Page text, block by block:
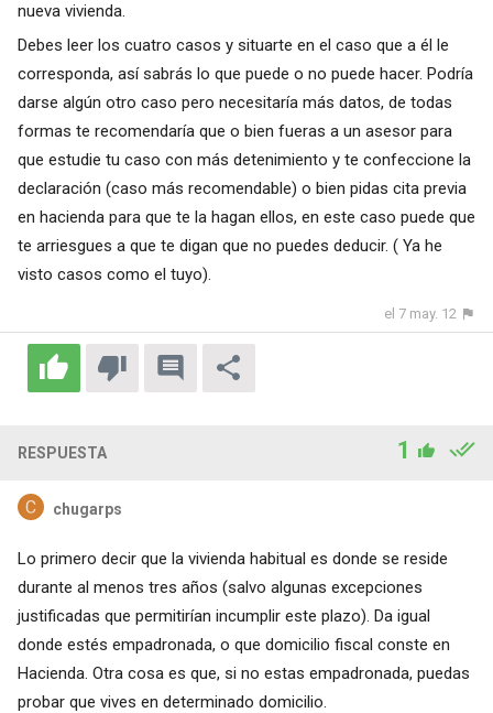
nueva vivienda.
Debes leer los cuatro casos y situarte en el caso que a él le
corresponda, así sabrás lo que puede o no puede hacer. Podría
darse algún otro caso pero necesitaría más datos, de todas
formas te recomendaría que o bien fueras a un asesor para
que estudie tu caso con más detenimiento y te confeccione la
declaración (caso más recomendable) o bien pidas cita previa
en hacienda para que te la hagan ellos, en este caso puede que
te arriesgues a que te digan que no puedes deducir. ( Ya he
visto casos como el tuyo).
el 7 may. 12
RESPUESTA 1
chugarps
Lo primero decir que la vivienda habitual es donde se reside
durante al menos tres años (salvo algunas excepciones
justificadas que permitirían incumplir este plazo). Da igual
donde estés empadronada, o que domicilio fiscal conste en
Hacienda. Otra cosa es que, si no estas empadronada, puedas
probar que vives en determinado domicilio.